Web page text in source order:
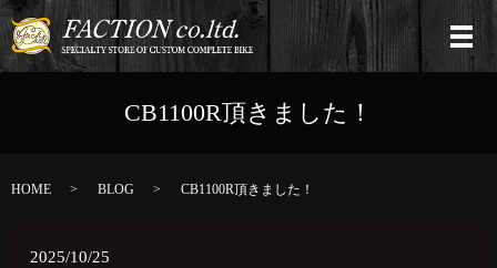
CB1100R頂きました！
HOME BLOG CB1100R頂きました！
2025/10/25